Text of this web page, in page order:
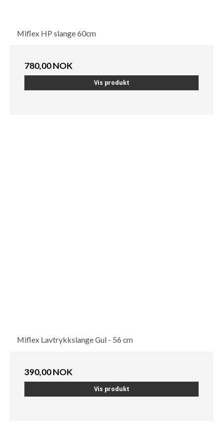
Miflex HP slange 60cm
780,00 NOK
Vis produkt
Miflex Lavtrykkslange Gul - 56 cm
390,00 NOK
Vis produkt